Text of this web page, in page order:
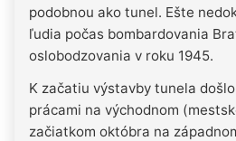
podobnou ako tunel. Ešte
ľudia počas bombardovania
oslobodzovania v roku 1945.
K začatiu výstavby tunela
prácami na východnom
začiatkom októbra na